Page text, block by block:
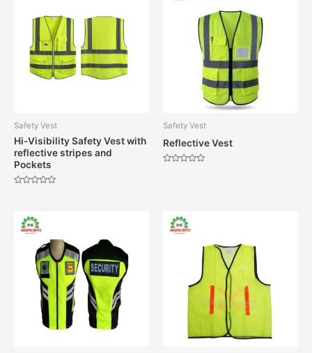
Safety Vest
Hi-Visibility Safety Vest with
reflective stripes and
Pockets
Safety Vest
Reflective Vest